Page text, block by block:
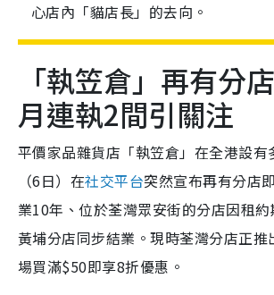
心店內「貓店長」的去向。
「執笠倉」再有分
月連執2間引關注
平價家品雜貨店「執笠倉」在全港設有
（6日）在社交平台突然宣布再有分店
業10年、位於荃灣眾安街的分店因租
黃埔分店同步結業。現時荃灣分店正推
場買滿$50即享8折優惠。